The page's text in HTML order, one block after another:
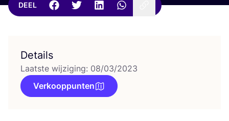
DEEL
Details
Laatste wijziging: 08/03/2023
Verkooppunten